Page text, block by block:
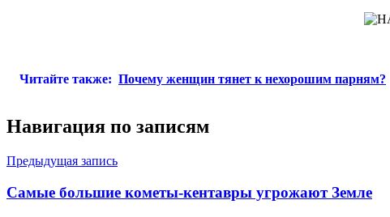
Читайте также: Почему женщин тянет к нехорошим парням?
Навигация по записям
Предыдущая запись
Самые большие кометы-кентавры угрожают Земле